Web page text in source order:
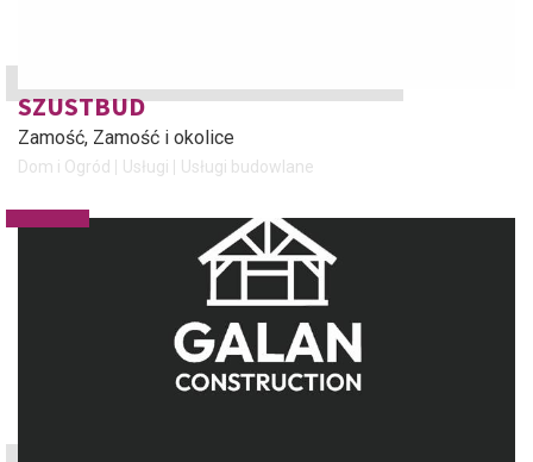
SZUSTBUD
Zamość, Zamość i okolice
Dom i Ogród Usługi Usługi budowlane